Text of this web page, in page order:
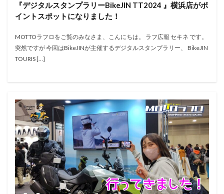
『デジタルスタンプラリーBikeJIN TT2024 』横浜店がポ
イントスポットになりました！
MOTTOラフロをご覧のみなさま、こんにちは。 ラフ広報 セキネ です。
突然ですが 今回はBikeJINが主催するデジタルスタンプラリー、 BikeJIN
TOURIS […]